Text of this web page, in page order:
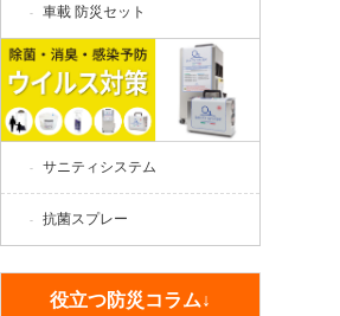
車載 防災セット
サニティシステム
抗菌スプレー
役立つ防災コラム↓